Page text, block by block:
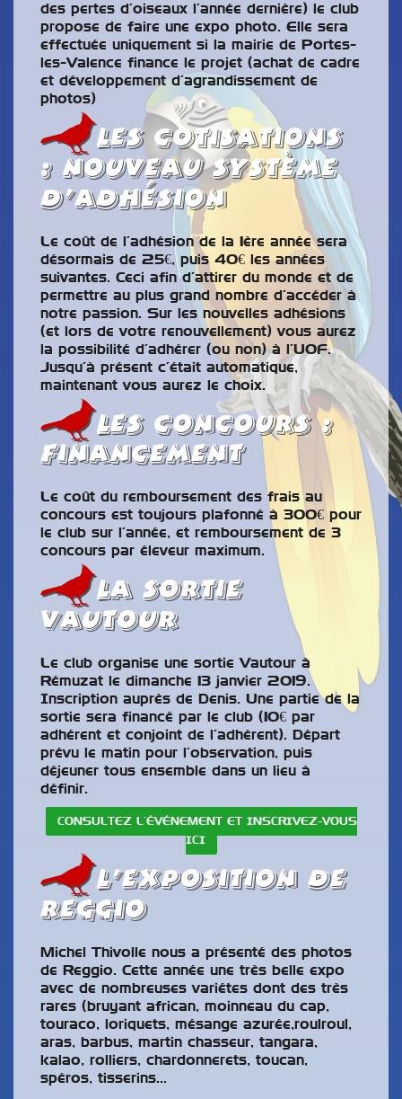
des pertes d’oiseaux l’année dernière) le club
propose de faire une expo photo. Elle sera
effectuée uniquement si la mairie de Portes-
les-Valence finance le projet (achat de cadre
et développement d’agrandissement de
photos)
lEs cotisations
: nouveau système
d’adhésion
Le coût de l’adhésion de la 1ère année sera
désormais de 25€, puis 40€ les années
suivantes. Ceci afin d’attirer du monde et de
permettre au plus grand nombre d’accéder à
notre passion. Sur les nouvelles adhésions
(et lors de votre renouvellement) vous aurez
la possibilité d’adhérer (ou non) à l’UOF.
Jusqu’à présent c’était automatique,
maintenant vous aurez le choix.
lEs concours :
financement
Le coût du remboursement des frais au
concours est toujours plafonné à 300€ pour
le club sur l’année, et remboursement de 3
concours par éleveur maximum.
la sortie
vautour
Le club organise une sortie Vautour à
Rémuzat le dimanche 13 janvier 2019.
Inscription auprès de Denis. Une partie de la
sortie sera financé par le club (10€ par
adhérent et conjoint de l’adhérent). Départ
prévu le matin pour l’observation, puis
déjeuner tous ensemble dans un lieu à
définir.
CONSULTEZ L’ÉVÉNEMENT ET INSCRIVEZ-VOUS
ICI
l’exposition de
reggio
Michel Thivolle nous a présenté des photos
de Reggio. Cette année une très belle expo
avec de nombreuses variétes dont des très
rares (bruyant african, moinneau du cap,
touraco, loriquets, mésange azurée,roulroul,
aras, barbus, martin chasseur, tangara,
kalao, rolliers, chardonnerets, toucan,
spéros, tisserins…